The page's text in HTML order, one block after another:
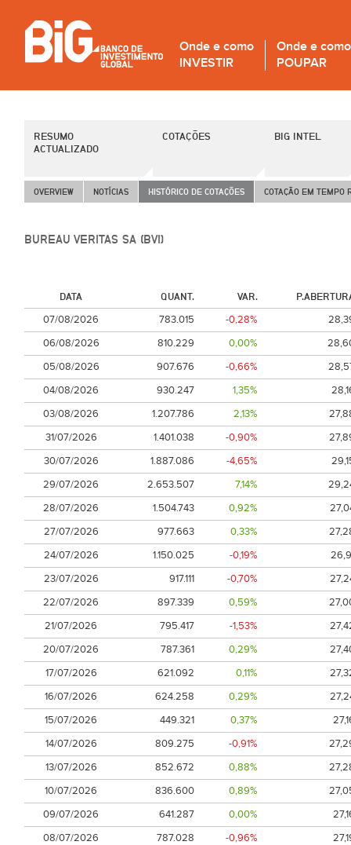
Onde e como
INVESTIR
Onde e como
POUPAR
RESUMO
ACTUALIZADO
COTAÇÕES BIG INTEL
OVERVIEW NOTÍCIAS HISTÓRICO DE COTAÇÕES COTAÇÃO EM TEMPO
BUREAU VERITAS SA (BVI)
DATA QUANT. VAR.
07/08/2026
783.015 -0,28%
06/08/2026
810.229 0,00%
05/08/2026
907.676 -0,66%
04/08/2026
930.247 1,35%
03/08/2026
1.207.786 2,13%
31/07/2026
1.401.038 -0,90%
30/07/2026
1.887.086 -4,65%
29/07/2026
2.653.507 7,14%
28/07/2026
1.504.743 0,92%
27/07/2026
977.663 0,33%
24/07/2026
1.150.025 -0,19%
23/07/2026
917.111 -0,70%
22/07/2026
897.339 0,59%
21/07/2026
795.417 -1,53%
20/07/2026
787.361 0,29%
17/07/2026
621.092 0,11%
16/07/2026
624.258 0,29%
15/07/2026
449.321 0,37%
14/07/2026
809.275 -0,91%
13/07/2026
852.672 0,88%
10/07/2026
836.600 0,89%
09/07/2026
641.287 0,00%
08/07/2026
787.028 -0,96%